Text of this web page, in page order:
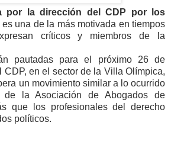
por la dirección del CDP por los
es una de la más motivada en tiempos
críticos y miembros de la
pautadas para el próximo 26 de
CDP, en el sector de la Villa Olímpica,
un movimiento similar a lo ocurrido
la Asociación de Abogados de
que los profesionales del derecho
políticos.